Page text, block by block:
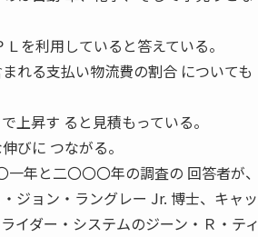
を利用していると答えている。
れる支払い物流費の割合 についても
上昇す ると見積もっている。
びに つながる。
年と二〇〇〇年の調査の 回答者が、
ジョン・ラングレー Jr. 博士、キャッ
イダー・システムのジーン・Ｒ・ティ